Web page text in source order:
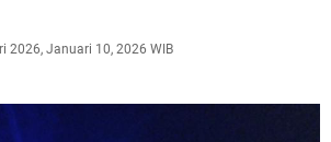
2026, Januari 10, 2026 WIB